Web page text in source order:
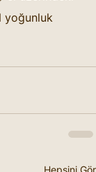
yoğunluk
Hepsini Gör